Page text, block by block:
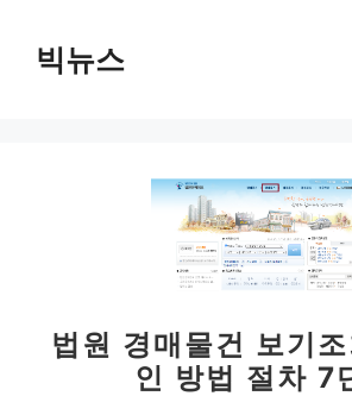
빅뉴스
법원 경매물건 보기
인 방법 절차 7